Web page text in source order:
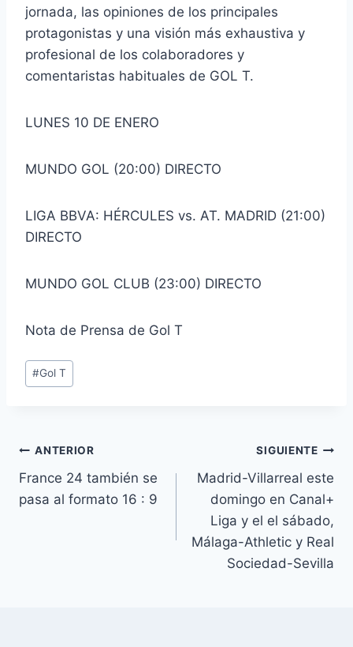
jornada, las opiniones de los principales
protagonistas y una visión más exhaustiva y
profesional de los colaboradores y
comentaristas habituales de GOL T.
LUNES 10 DE ENERO
MUNDO GOL (20:00) DIRECTO
LIGA BBVA: HÉRCULES vs. AT. MADRID (21:00)
DIRECTO
MUNDO GOL CLUB (23:00) DIRECTO
Nota de Prensa de Gol T
Etiquetas
de
#Gol T
Navegación
de
ANTERIOR
France 24 también se
pasa al formato 16 : 9
SIGUIENTE
Madrid-Villarreal este
domingo en Canal+
Liga y el el sábado,
Málaga-Athletic y Real
Sociedad-Sevilla